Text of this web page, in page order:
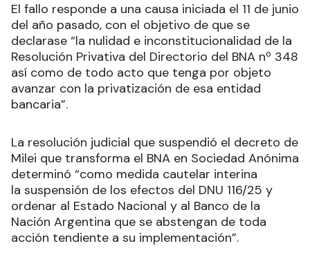
El fallo responde a una causa iniciada el 11 de junio
del año pasado, con el objetivo de que se
declarase “la nulidad e inconstitucionalidad de la
Resolución Privativa del Directorio del BNA nº 348
así como de todo acto que tenga por objeto
avanzar con la privatización de esa entidad
bancaria”.
La resolución judicial que suspendió el decreto de
Milei que transforma el BNA en Sociedad Anónima
determinó “como medida cautelar interina
la suspensión de los efectos del DNU 116/25 y
ordenar al Estado Nacional y al Banco de la
Nación Argentina que se abstengan de toda
acción tendiente a su implementación”.